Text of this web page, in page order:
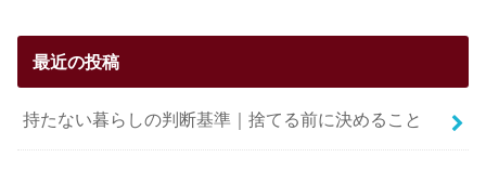
最近の投稿
持たない暮らしの判断基準｜捨てる前に決めること